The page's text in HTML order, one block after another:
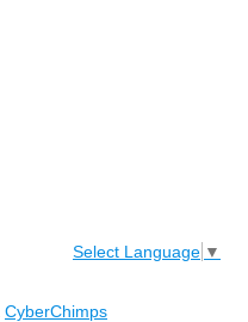
Select Language ▼
CyberChimps